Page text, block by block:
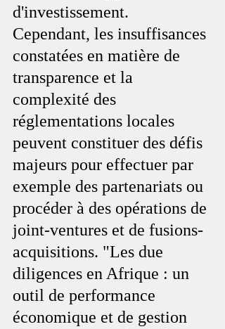
d'investissement.
Cependant, les insuffisances
constatées en matière de
transparence et la
complexité des
réglementations locales
peuvent constituer des défis
majeurs pour effectuer par
exemple des partenariats ou
procéder à des opérations de
joint-ventures et de fusions-
acquisitions. "Les due
diligences en Afrique : un
outil de performance
économique et de gestion